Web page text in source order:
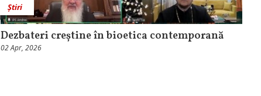
Știri
Dezbateri creștine în bioetica contemporană
02 Apr, 2026